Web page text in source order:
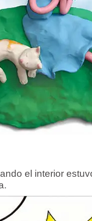
el interior